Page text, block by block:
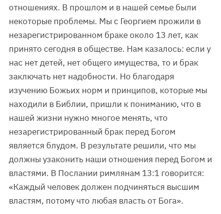
отношениях. В прошлом и в нашей семье были
некоторые проблемы. Мы с Георгием прожили в
незарегистрированном браке около 13 лет, как
принято сегодня в обществе. Нам казалось: если у
нас нет детей, нет общего имущества, то и брак
заключать нет надобности. Но благодаря
изучению Божьих норм и принципов, которые мы
находили в Библии, пришли к пониманию, что в
нашей жизни нужно многое менять, что
незарегистрированный брак перед Богом
является блудом. В результате решили, что мы
должны узаконить наши отношения перед Богом и
властями. В Послании римлянам 13:1 говорится:
«Каждый человек должен подчиняться высшим
властям, потому что любая власть от Бога».